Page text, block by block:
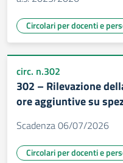
Circolari per docenti e
circ. n.302
302 – Rilevazione
ore aggiuntive su
Scadenza 06/07/2026
Circolari per docenti e